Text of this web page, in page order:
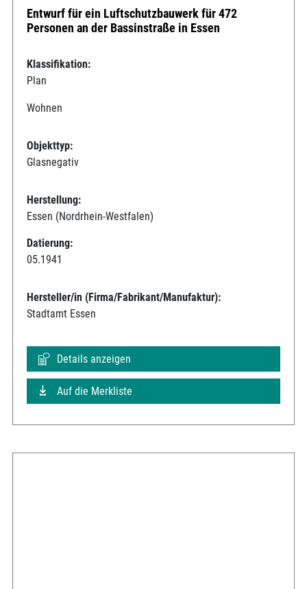
Entwurf für ein Luftschutzbauwerk für 472
Personen an der Bassinstraße in Essen
Klassifikation:
Plan
Wohnen
Objekttyp:
Glasnegativ
Herstellung:
Essen (Nordrhein-Westfalen)
Datierung:
05.1941
Hersteller/in (Firma/Fabrikant/Manufaktur):
Stadtamt Essen
Details anzeigen
Auf die Merkliste